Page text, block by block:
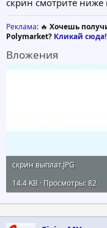
скрин смотрите ниже
Реклама: 🔥 Хочешь
Polymarket? Кликай сюда!
Вложения
скрин выплат.JPG
14.4 KB · Просмотры: 82